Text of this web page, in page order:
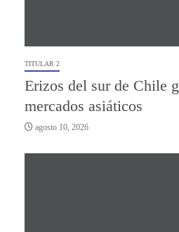
TITULAR 2
Erizos del sur de Chile
mercados asiáticos
agosto 10, 2026